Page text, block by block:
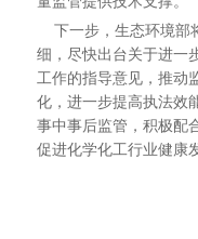
下一步，生态环境部
细，尽快出台关于进一
工作的指导意见，推动
化，进一步提高执法效
事中事后监管，积极配
促进化学化工行业健康